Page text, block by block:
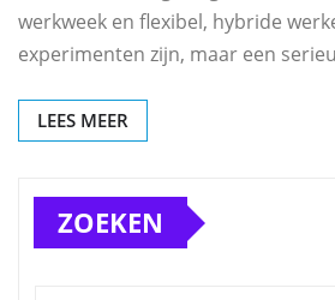
werkweek en flexibel, hybride
experimenten zijn, maar een
LEES MEER
ZOEKEN